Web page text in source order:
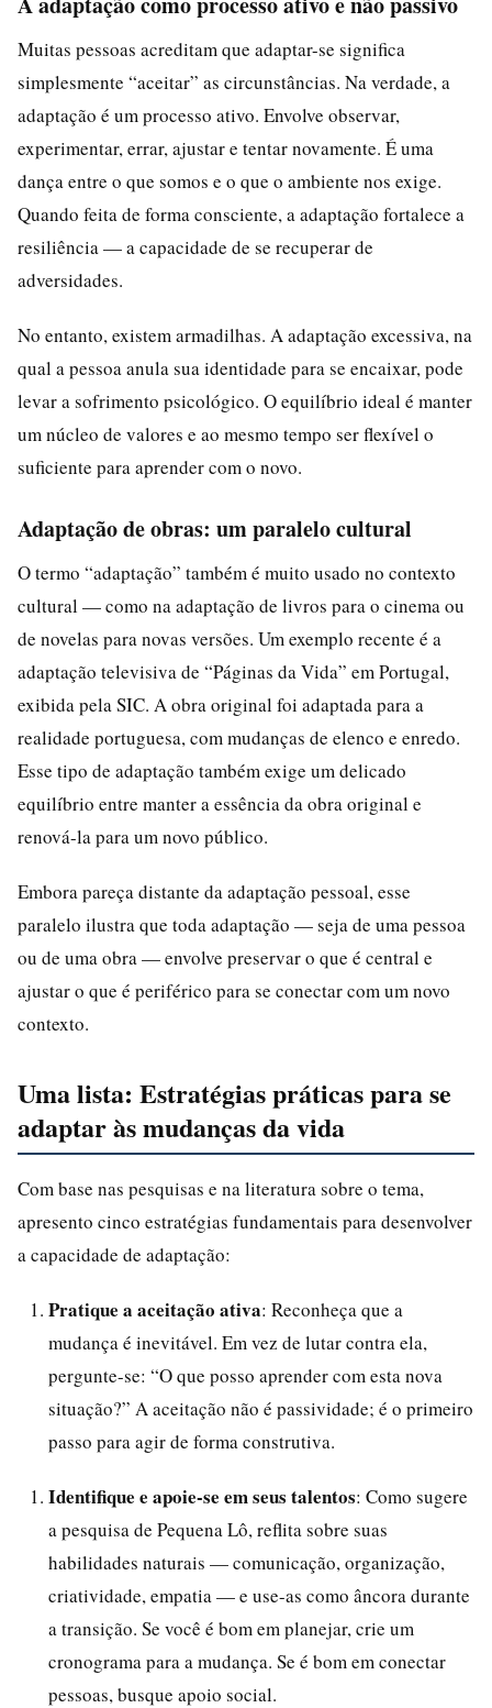
Muitas pessoas acreditam que adaptar-se significa
simplesmente “aceitar” as circunstâncias. Na verdade, a
adaptação é um processo ativo. Envolve observar,
experimentar, errar, ajustar e tentar novamente. É uma
dança entre o que somos e o que o ambiente nos exige.
Quando feita de forma consciente, a adaptação fortalece a
resiliência — a capacidade de se recuperar de
adversidades.
No entanto, existem armadilhas. A adaptação excessiva, na
qual a pessoa anula sua identidade para se encaixar, pode
levar a sofrimento psicológico. O equilíbrio ideal é manter
um núcleo de valores e ao mesmo tempo ser flexível o
suficiente para aprender com o novo.
Adaptação de obras: um paralelo cultural
O termo “adaptação” também é muito usado no contexto
cultural — como na adaptação de livros para o cinema ou
de novelas para novas versões. Um exemplo recente é a
adaptação televisiva de “Páginas da Vida” em Portugal,
exibida pela SIC. A obra original foi adaptada para a
realidade portuguesa, com mudanças de elenco e enredo.
Esse tipo de adaptação também exige um delicado
equilíbrio entre manter a essência da obra original e
renová-la para um novo público.
Embora pareça distante da adaptação pessoal, esse
paralelo ilustra que toda adaptação — seja de uma pessoa
ou de uma obra — envolve preservar o que é central e
ajustar o que é periférico para se conectar com um novo
contexto.
Uma lista: Estratégias práticas para se
adaptar às mudanças da vida
Com base nas pesquisas e na literatura sobre o tema,
apresento cinco estratégias fundamentais para desenvolver
a capacidade de adaptação:
Pratique a aceitação ativa: Reconheça que a
mudança é inevitável. Em vez de lutar contra ela,
pergunte-se: “O que posso aprender com esta nova
situação?” A aceitação não é passividade; é o primeiro
passo para agir de forma construtiva.
Identifique e apoie-se em seus talentos: Como sugere
a pesquisa de Pequena Lô, reflita sobre suas
habilidades naturais — comunicação, organização,
criatividade, empatia — e use-as como âncora durante
a transição. Se você é bom em planejar, crie um
cronograma para a mudança. Se é bom em conectar
pessoas, busque apoio social.